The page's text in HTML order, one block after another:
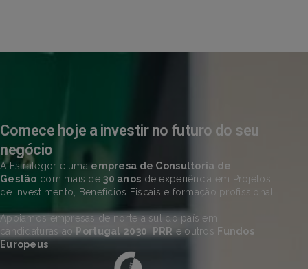
Comece hoje a investir no futuro do seu
negócio
A Estrategor é uma empresa de Consultoria de
Gestão com mais de30 anos de experiência em Projetos
de Investimento, Benefícios Fiscais e formação profissional.
Apoiamos empresas de norte a sul do país em
candidaturas ao Portugal 2030 PRR e outros Fundos
Europeus